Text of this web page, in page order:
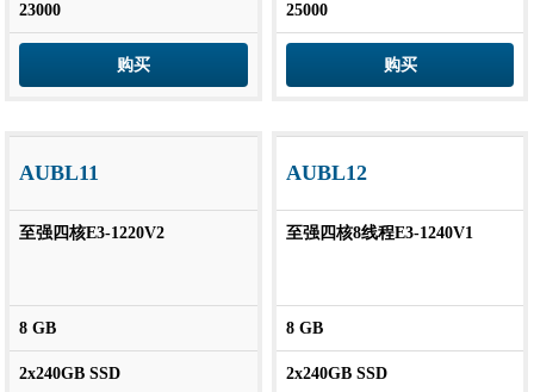
23000
购买
25000
购买
AUBL11
至强四核E3-1220V2
8 GB
2x240GB SSD
AUBL12
至强四核8线程E3-1240V1
8 GB
2x240GB SSD